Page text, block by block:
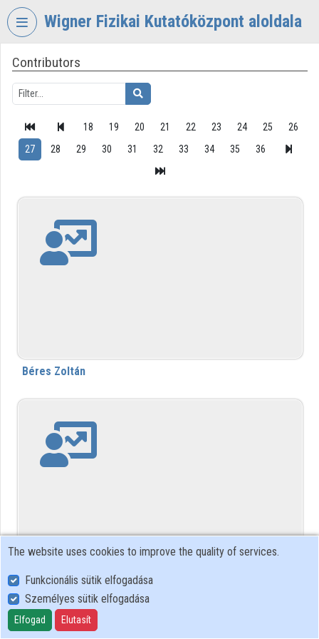
Skip header
Wigner Fizikai Kutatóközpont aloldala
VIDEOTORIUM
WIGNER
FIZIKAI
KUTATÓKÖZPONT
Organization home
Log In
Organization discovery
Categories
Contributors
18 19 20 21 22 23 24 25
26
27
28 29 30 31 32 33 34 35 36
Béres Zoltán
Berger Ágoston
The website uses cookies to improve the quality of services.
Funkcionális sütik elfogadása
Személyes sütik elfogadása
Elfogad Elutasít